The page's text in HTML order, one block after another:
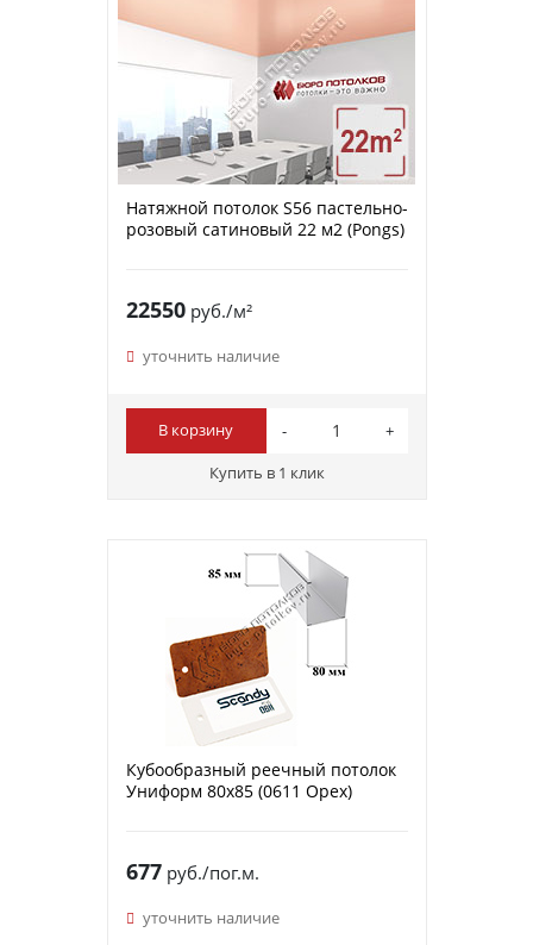
Натяжной потолок S56 пастельно-
розовый сатиновый 22 м2 (Pongs)
22550руб./м²
уточнить наличие
В корзину
Купить в 1 клик
Кубообразный реечный потолок
Униформ 80х85 (0611 Орех)
677руб./пог.м.
уточнить наличие